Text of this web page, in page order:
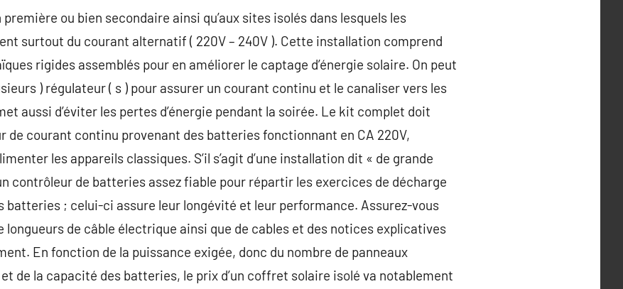
ou bien secondaire ainsi qu’aux sites isolés dans lesquels les
surtout du courant alternatif ( 220V – 240V ). Cette installation comprend
rigides assemblés pour en améliorer le captage d’énergie solaire. On peut
) régulateur ( s ) pour assurer un courant continu et le canaliser vers les
aussi d’éviter les pertes d’énergie pendant la soirée. Le kit complet doit
de courant continu provenant des batteries fonctionnant en CA 220V,
les appareils classiques. S’il s’agit d’une installation dit « de grande
contrôleur de batteries assez fiable pour répartir les exercices de décharge
batteries ; celui-ci assure leur longévité et leur performance. Assurez-vous
longueurs de câble électrique ainsi que de cables et des notices explicatives
En fonction de la puissance exigée, donc du nombre de panneaux
de la capacité des batteries, le prix d’un coffret solaire isolé va notablement